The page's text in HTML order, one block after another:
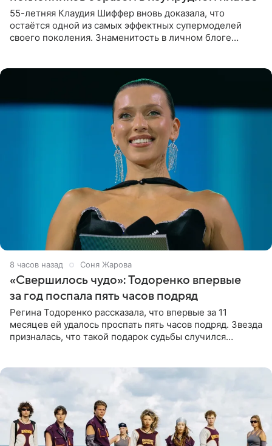
55-летняя Клаудия Шиффер вновь доказала, что
остаётся одной из самых эффектных супермоделей
своего поколения. Знаменитость в личном блоге
8 часов назад Соня Жарова
«Свершилось чудо»: Тодоренко впервые
за год поспала пять часов подряд
Регина Тодоренко рассказала, что впервые за 11
месяцев ей удалось проспать пять часов подряд. Звезда
призналась, что такой подарок судьбы случился